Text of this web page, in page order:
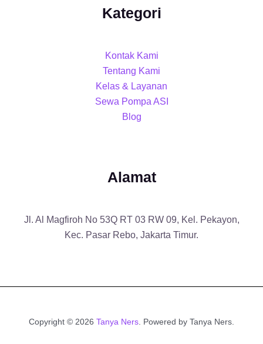
Kategori
Kontak Kami
Tentang Kami
Kelas & Layanan
Sewa Pompa ASI
Blog
Alamat
Jl. Al Magfiroh No 53Q RT 03 RW 09, Kel. Pekayon,
Kec. Pasar Rebo, Jakarta Timur.
Copyright © 2026 Tanya Ners . Powered by Tanya Ners.